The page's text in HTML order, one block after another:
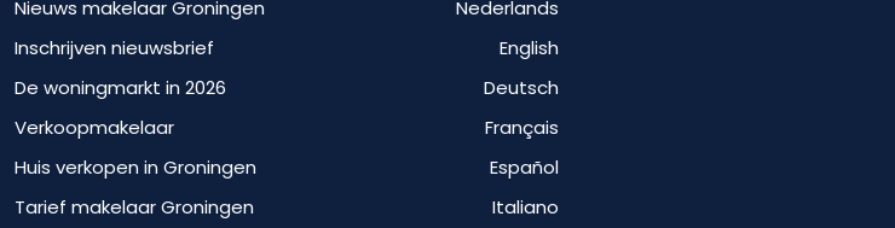
Nieuws makelaar Groningen
Inschrijven nieuwsbrief
De woningmarkt in 2026
Verkoopmakelaar
Huis verkopen in Groningen
Tarief makelaar Groningen
Nederlands
English
Deutsch
Français
Español
Italiano